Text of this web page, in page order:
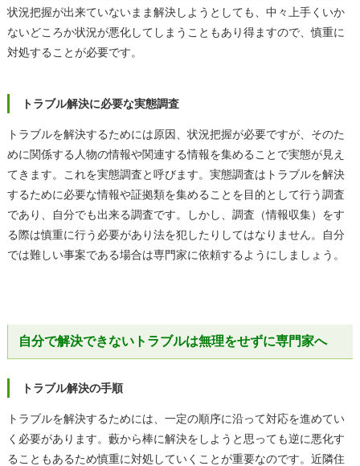
状況把握が出来ていないまま解決しようとしても、中々上手くいか
ないどころか状況が悪化してしまうこともあり得ますので、慎重に
対処することが必要です。
トラブル解決に必要な実態調査
トラブルを解決するためには原因、状況把握が必要ですが、そのた
めに関係する人物の情報や関連する情報を集めることで実態が見え
てきます。これを実態調査と呼びます。実態調査はトラブルを解決
するために必要な情報や証拠類を集めることを目的として行う調査
であり、自分でも出来る調査です。しかし、調査（情報収集）をす
る際は慎重に行う必要があり法を犯したりしてはなりません。自分
では難しい事案である場合は専門家に依頼するようにしましょう。
自分で解決できないトラブルは無理をせずに専門家へ
トラブル解決の手順
トラブルを解決するためには、一定の順序に沿って対応を進めてい
く必要があります。藪から棒に解決をしようと思っても逆に悪化す
ることもあるため慎重に対処していくことが重要なのです。近隣住